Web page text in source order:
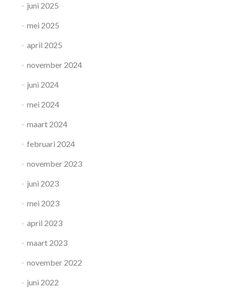
juni 2025
mei 2025
april 2025
november 2024
juni 2024
mei 2024
maart 2024
februari 2024
november 2023
juni 2023
mei 2023
april 2023
maart 2023
november 2022
juni 2022